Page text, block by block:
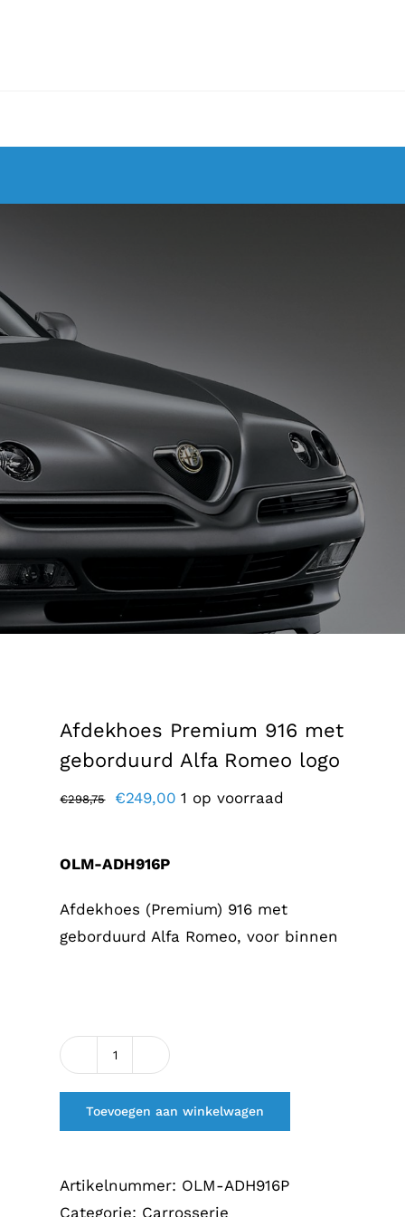
Afdekhoes Premium 916 met
geborduurd Alfa Romeo logo
€298,75
Oorspronkelijke
€249,00 Huidige
1 op voorraad
OLM-ADH916P
Afdekhoes (Premium) 916 met
geborduurd Alfa Romeo, voor binnen
Afdekhoes
Premium
916
geborduurd
Alfa
Toevoegen aan winkelwagen
Artikelnummer: OLM-ADH916P
Categorie: Carrosserie